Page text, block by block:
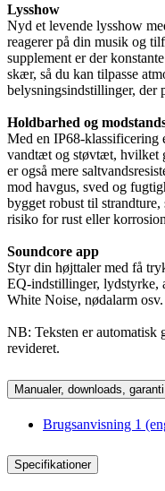
Lysshow
Nyd et levende lysshow
reagerer på din musik og
supplement er der
skær, så du kan tilpasse
belysningsindstillinger, der
Holdbarhed og
Med en IP68-klassificering
vandtæt og støvtæt, hvilket
er også mere
mod havgus, sved og
bygget robust til
risiko for rust eller
Soundcore app
Styr din højttaler med få
EQ-indstillinger, lydstyrke,
White Noise, nødalarm
NB: Teksten er automatisk
revideret.
Manualer, downloads,
Brugsanvisning 1
Specifikationer